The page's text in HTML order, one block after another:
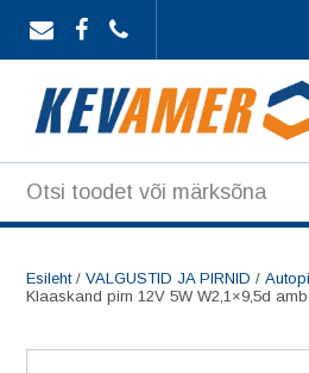
content
Esileht/ VALGUSTID JA PIRNID /
Klaaskand pirn 12V 5W W2,1×9,5d